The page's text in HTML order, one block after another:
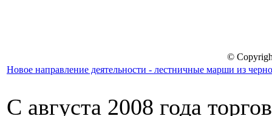
©
Новое направление деятельности - лестничные марши из
С августа 2008 года